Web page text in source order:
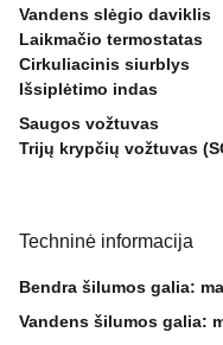
Vandens slėgio daviklis
Laikmačio termostatas
Cirkuliacinis siurblys
Išsiplėtimo indas
Saugos vožtuvas
Trijų krypčių vožtuvas
Techninė informacija
Bendra šilumos galia:
Vandens šilumos galia: